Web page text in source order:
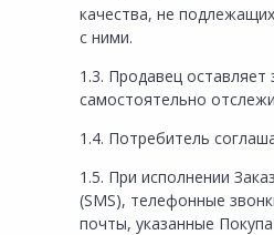
качества, не
с ними.
1.3. Продавец
самостоятельно
1.4. Потребитель
1.5. При исполнении
(SMS), телефонные
почты, указанные